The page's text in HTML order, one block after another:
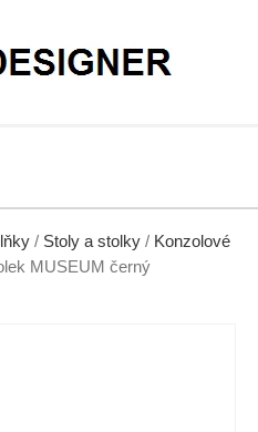
/ Stoly a stolky / Konzolové
MUSEUM černý